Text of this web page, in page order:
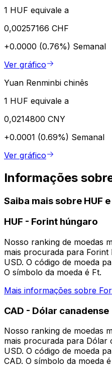
1 HUF equivale a
0,00257166 CHF
+0.0000 (0.76%) Semanal
Ver gráfico
Yuan Renminbi chinês
1 HUF equivale a
0,0214800 CNY
+0.0001 (0.69%) Semanal
Ver gráfico
Informações
Saiba mais sobre HUF e
HUF - Forint húngaro
Nosso ranking de moedas
mais procurada para
USD. O código de moeda
O símbolo da moeda é Ft.
Mais informações sobre
CAD - Dólar canadense
Nosso ranking de moedas
mais procurada para Dólar
USD. O código de moeda
CAD. O símbolo da moeda